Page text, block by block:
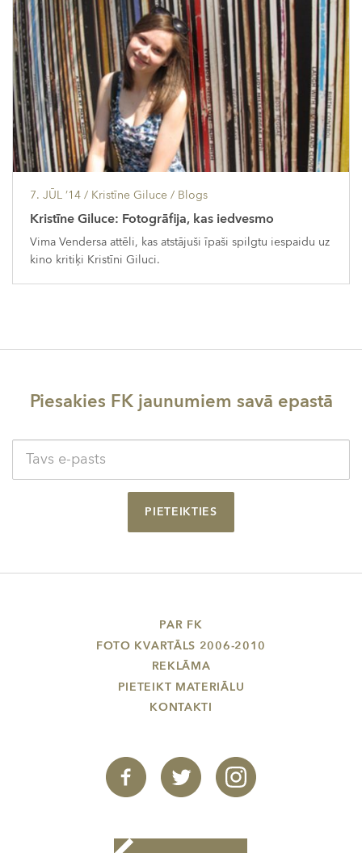
7. JŪL ’14 / Kristīne Giluce / Blogs
Kristīne Giluce: Fotogrāfija, kas iedvesmo
Vima Vendersa attēli, kas atstājuši īpaši spilgtu iespaidu uz
kino kritiķi Kristīni Giluci.
Piesakies FK jaunumiem savā epastā
PIETEIKTIES
PAR FK
FOTO KVARTĀLS 2006-2010
REKLĀMA
PIETEIKT MATERIĀLU
KONTAKTI